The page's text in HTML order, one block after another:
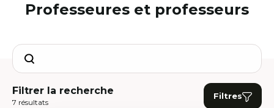
Professeures et professeurs
Search
Filtrer la recherche
7 résultats
Filtres